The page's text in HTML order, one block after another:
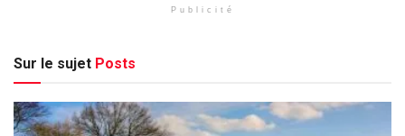
Publicité
Sur le sujet Posts